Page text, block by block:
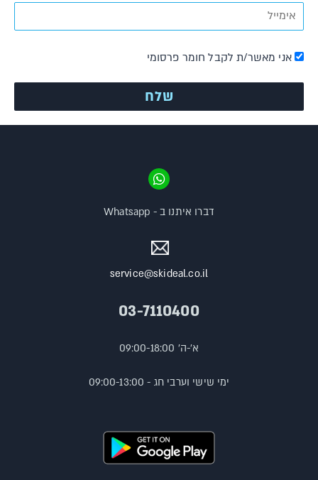
אני מאשר/ת לקבל חומר פרסומי
service@skideal.co.il
03-7110400
א'-ה' 09:00-18:00
ימי שישי וערבי חג - 09:00-13:00
דברו איתנו ב - Whatsapp